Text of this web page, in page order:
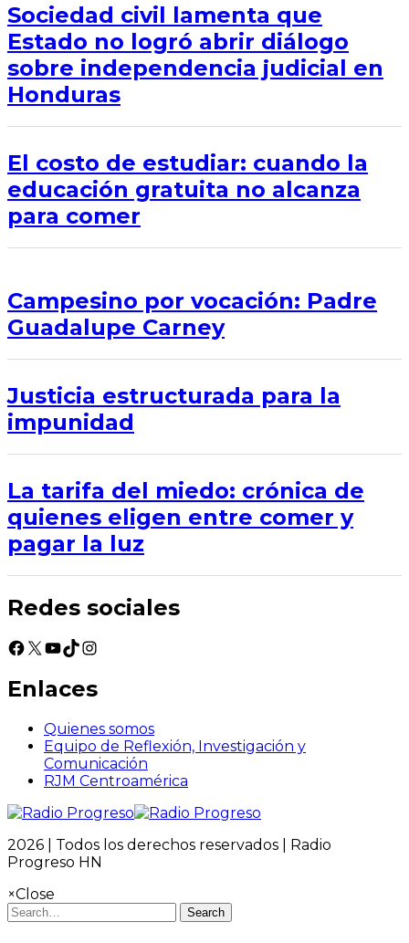
Sociedad civil lamenta que
Estado no logró abrir diálogo
sobre independencia judicial en
Honduras
El costo de estudiar: cuando la
educación gratuita no alcanza
para comer
Campesino por vocación: Padre
Guadalupe Carney
Justicia estructurada para la
impunidad
La tarifa del miedo: crónica de
quienes eligen entre comer y
pagar la luz
Redes sociales
Facebook
X YouTube
TikTok
Instagram
Enlaces
Quienes somos
Equipo de Reflexión, Investigación y
Comunicación
RJM Centroamérica
2026 | Todos los derechos reservados | Radio
Progreso HN
×Close
Search